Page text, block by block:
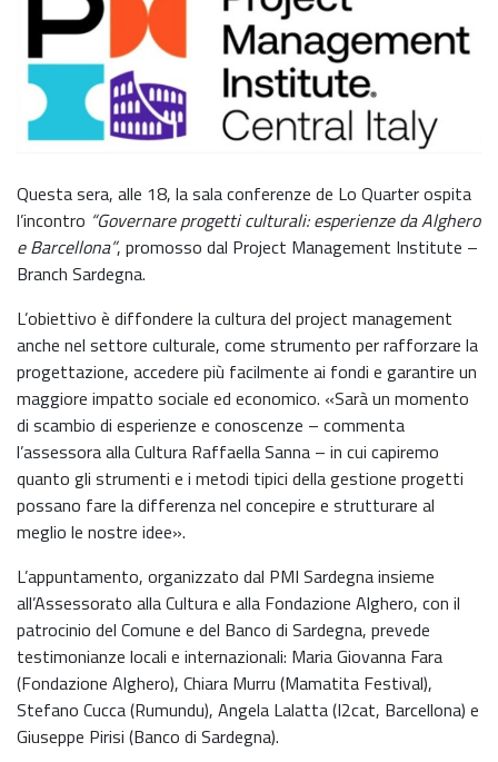
Questa sera, alle 18, la sala conferenze de Lo Quarter ospita
l’incontro “Governare progetti culturali: esperienze da Alghero
e Barcellona”, promosso dal Project Management Institute –
Branch Sardegna.
L’obiettivo è diffondere la cultura del project management
anche nel settore culturale, come strumento per rafforzare la
progettazione, accedere più facilmente ai fondi e garantire un
maggiore impatto sociale ed economico. «Sarà un momento
di scambio di esperienze e conoscenze – commenta
l’assessora alla Cultura Raffaella Sanna – in cui capiremo
quanto gli strumenti e i metodi tipici della gestione progetti
possano fare la differenza nel concepire e strutturare al
meglio le nostre idee».
L’appuntamento, organizzato dal PMI Sardegna insieme
all’Assessorato alla Cultura e alla Fondazione Alghero, con il
patrocinio del Comune e del Banco di Sardegna, prevede
testimonianze locali e internazionali: Maria Giovanna Fara
(Fondazione Alghero), Chiara Murru (Mamatita Festival),
Stefano Cucca (Rumundu), Angela Lalatta (I2cat, Barcellona) e
Giuseppe Pirisi (Banco di Sardegna).